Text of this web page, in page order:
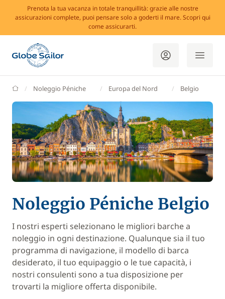
Prenota la tua vacanza in totale tranquillità: grazie alle nostre
assicurazioni complete, puoi pensare solo a goderti il mare. Scopri qui
come assicurarti.
GlobeSailor
Noleggio Péniche Europa del Nord Belgio
Noleggio Péniche Belgio
I nostri esperti selezionano le migliori barche a
noleggio in ogni destinazione. Qualunque sia il tuo
programma di navigazione, il modello di barca
desiderato, il tuo equipaggio o le tue capacità, i
nostri consulenti sono a tua disposizione per
trovarti la migliore offerta disponibile.